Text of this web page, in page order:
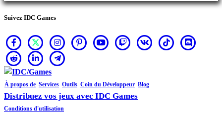
Suivez IDC Games
À propos de Services Outils Coin du Développeur Blog
Distribuez vos jeux avec IDC Games
Conditions d'utilisation